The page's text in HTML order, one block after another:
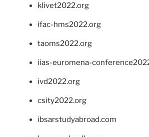
klivet2022.org
ifac-hms2022.org
taoms2022.org
iias-euromena-
ivd2022.org
csity2022.org
ibsarstudyabroad.com